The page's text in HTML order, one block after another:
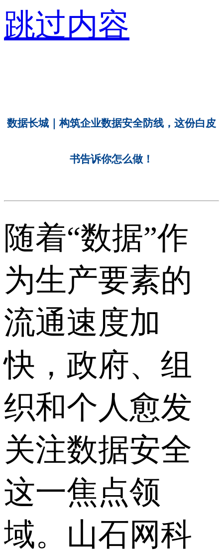
跳过内容
数据长城｜构筑企业数据安全防线，这份白皮
书告诉你怎么做！
随着“数据”作
为生产要素的
流通速度加
快，政府、组
织和个人愈发
关注数据安全
这一焦点领
域。山石网科